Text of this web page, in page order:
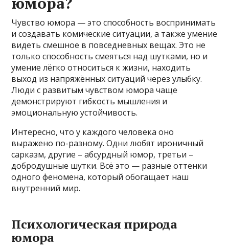
Чувство юмора — это способность воспринимать
и создавать комические ситуации, а также умение
видеть смешное в повседневных вещах. Это не
только способность смеяться над шутками, но и
умение лёгко относиться к жизни, находить
выход из напряжённых ситуаций через улыбку.
Люди с развитым чувством юмора чаще
демонстрируют гибкость мышления и
эмоциональную устойчивость.
Интересно, что у каждого человека оно
выражено по-разному. Одни любят ироничный
сарказм, другие – абсурдный юмор, третьи –
добродушные шутки. Всё это — разные оттенки
одного феномена, который обогащает наш
внутренний мир.
Психологическая природа
юмора